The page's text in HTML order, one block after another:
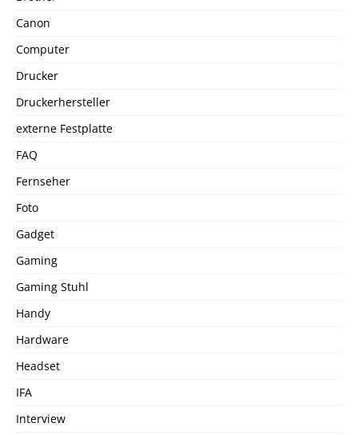
Canon
Computer
Drucker
Druckerhersteller
externe Festplatte
FAQ
Fernseher
Foto
Gadget
Gaming
Gaming Stuhl
Handy
Hardware
Headset
IFA
Interview